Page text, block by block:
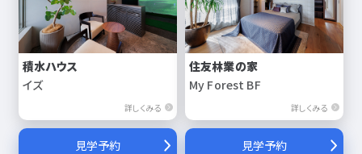
積水ハウス
イズ
詳しくみる
見学予約
住友林業の家
My Forest BF
詳しくみる
見学予約